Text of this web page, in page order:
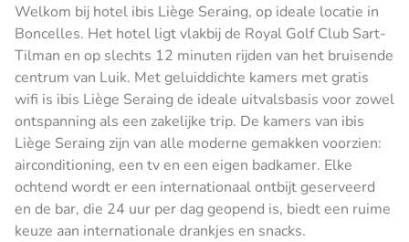
Welkom bij hotel ibis Liège Seraing, op ideale locatie in
Boncelles. Het hotel ligt vlakbij de Royal Golf Club Sart-
Tilman en op slechts 12 minuten rijden van het bruisende
centrum van Luik. Met geluiddichte kamers met gratis
wifi is ibis Liège Seraing de ideale uitvalsbasis voor zowel
ontspanning als een zakelijke trip. De kamers van ibis
Liège Seraing zijn van alle moderne gemakken voorzien:
airconditioning, een tv en een eigen badkamer. Elke
ochtend wordt er een internationaal ontbijt geserveerd
en de bar, die 24 uur per dag geopend is, biedt een ruime
keuze aan internationale drankjes en snacks.